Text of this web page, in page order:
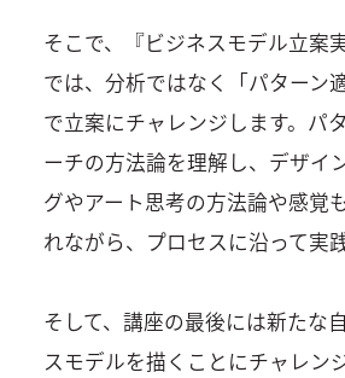
そこで、『ビジネスモデル立案
では、分析ではなく「パターン
で立案にチャレンジします。パ
ーチの方法論を理解し、デザイ
グやアート思考の方法論や感覚
れながら、プロセスに沿って実
そして、講座の最後には新たな
スモデルを描くことにチャレン